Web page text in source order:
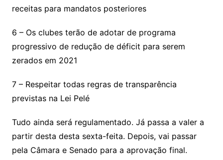
receitas para mandatos posteriores
6 – Os clubes terão de adotar de programa
progressivo de redução de déficit para serem
zerados em 2021
7 – Respeitar todas regras de transparência
previstas na Lei Pelé
Tudo ainda será regulamentado. Já passa a valer a
partir desta desta sexta-feita. Depois, vai passar
pela Câmara e Senado para a aprovação final.